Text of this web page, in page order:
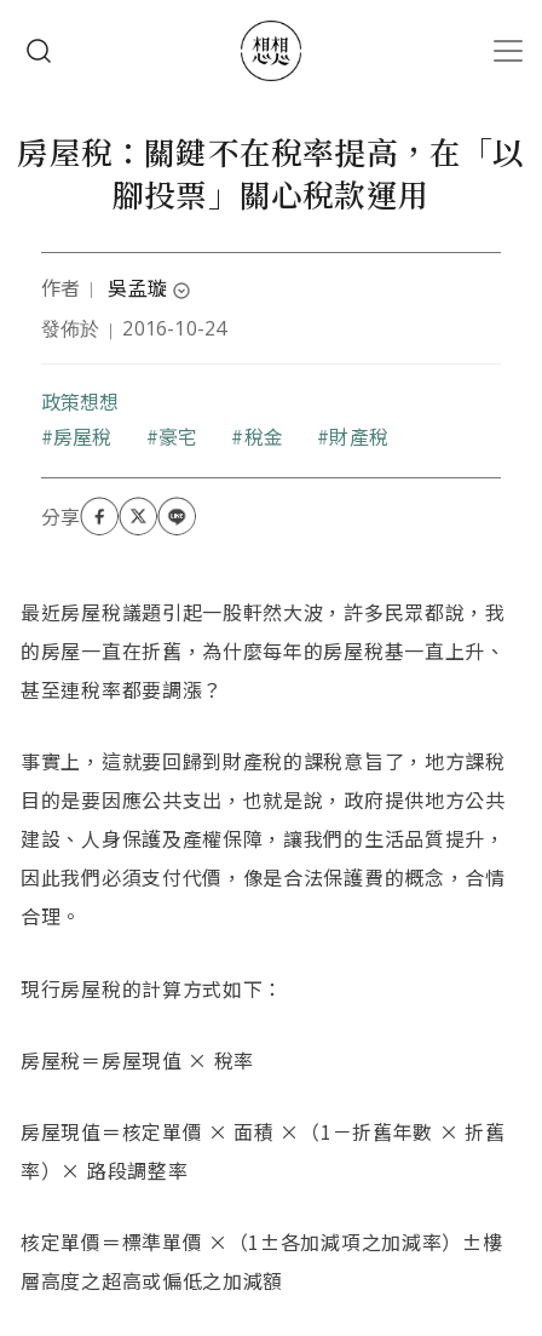
房屋稅：關鍵不在稅率提高，在「以
腳投票」關心稅款運用
作者 ｜ 吳孟璇 expand_circle_down
政治大學地政學系碩士
發佈於 ｜ 2016-10-24
政策想想
關鍵字
房屋稅 豪宅 稅金 財產稅
最近房屋稅議題引起一股軒然大波，許多民眾都說，我
的房屋一直在折舊，為什麼每年的房屋稅基一直上升、
甚至連稅率都要調漲？
事實上，這就要回歸到財產稅的課稅意旨了，地方課稅
目的是要因應公共支出，也就是說，政府提供地方公共
建設、人身保護及產權保障，讓我們的生活品質提升，
因此我們必須支付代價，像是合法保護費的概念，合情
合理。
現行房屋稅的計算方式如下：
房屋稅＝房屋現值 × 稅率
房屋現值＝核定單價 × 面積 ×（1－折舊年數 × 折舊
率）× 路段調整率
核定單價＝標準單價 ×（1±各加減項之加減率）±樓
層高度之超高或偏低之加減額